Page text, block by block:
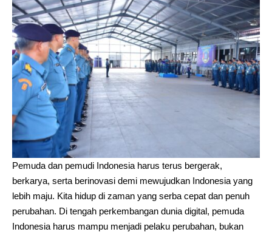
Pemuda dan pemudi Indonesia harus terus bergerak,
berkarya, serta berinovasi demi mewujudkan Indonesia yang
lebih maju. Kita hidup di zaman yang serba cepat dan penuh
perubahan. Di tengah perkembangan dunia digital, pemuda
Indonesia harus mampu menjadi pelaku perubahan, bukan